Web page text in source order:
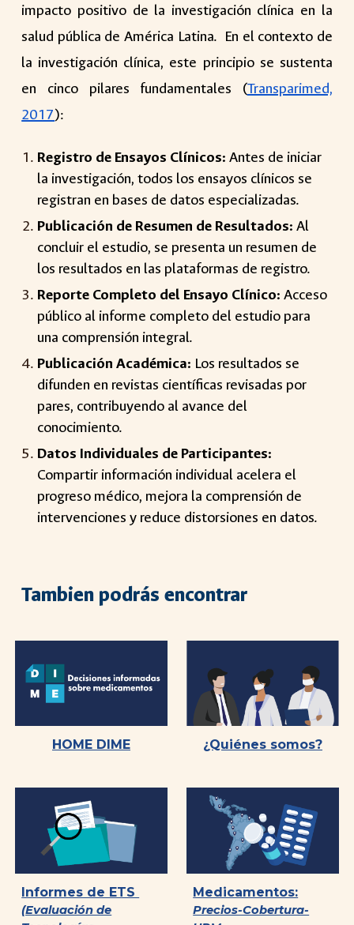
impacto positivo de la investigación clínica en la
salud pública de América Latina. En el contexto de
la investigación clínica, este principio se sustenta
en cinco pilares fundamentales (Transparimed,
2017):
Registro de Ensayos Clínicos: Antes de iniciar
la investigación, todos los ensayos clínicos se
registran en bases de datos especializadas.
Publicación de Resumen de Resultados: Al
concluir el estudio, se presenta un resumen de
los resultados en las plataformas de registro.
Reporte Completo del Ensayo Clínico: Acceso
público al informe completo del estudio para
una comprensión integral.
Publicación Académica: Los resultados se
difunden en revistas científicas revisadas por
pares, contribuyendo al avance del
conocimiento.
Datos Individuales de Participantes:
Compartir información individual acelera el
progreso médico, mejora la comprensión de
intervenciones y reduce distorsiones en datos.
Tambien podrás encontrar
HOME DIME ¿Quiénes somos?
Informes de ETS
(Evaluación de
Medicamentos:
Precios-Cobertura-